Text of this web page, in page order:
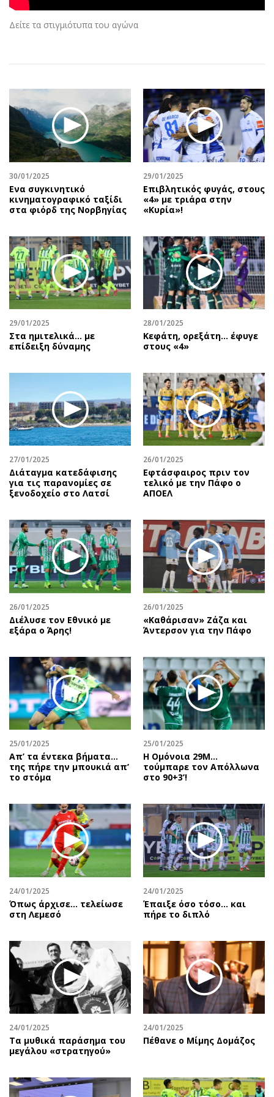
Αθλητισμός
Κύπρος
Διεθνή
Οικονομική
Οικονομία
Real Estate
Επιχειρήσεις
Αγορές
Money Review
AstroBank Properties
Ενέργεια
Ναυτιλία
Περιβάλλον
Ελλάδα
Κόσμος
Πολιτισμός
Μουσική
Εικαστικά
Βιβλίο
Χειρόγραφα
Geek
Social
Αφιερώματα
Πολιτική
Οικονομία
Γενικά
Αναδρομές
Πρόσωπα
Περιβάλλον
Γυναίκα
Showbiz
Ταξίδια
Συνταγές
Έξοδος
Media
Εκπομπές
Podcasts
Uncut
Προσφορές
Προσωπικότητες στην ''Κ''
Επιστολές
Δείτε τα στιγμιότυπα του αγώνα
30/01/2025
Ενα συγκινητικό
κινηματογραφικό ταξίδι
στα φιόρδ της Νορβηγίας
29/01/2025
Επιβλητικός φυγάς, στους
«4» με τριάρα στην
«Κυρία»!
29/01/2025
Στα ημιτελικά... με
επίδειξη δύναμης
28/01/2025
Κεφάτη, ορεξάτη… έφυγε
στους «4»
27/01/2025
Διάταγμα κατεδάφισης
για τις παρανομίες σε
ξενοδοχείο στο Λατσί
26/01/2025
Εφτάσφαιρος πριν τον
τελικό με την Πάφο ο
ΑΠΟΕΛ
26/01/2025
Διέλυσε τον Εθνικό με
εξάρα ο Άρης!
26/01/2025
«Καθάρισαν» Ζάζα και
Άντερσον για την Πάφο
25/01/2025
Απ’ τα έντεκα βήματα…
της πήρε την μπουκιά απ’
το στόμα
25/01/2025
Η Ομόνοια 29Μ...
τούμπαρε τον Απόλλωνα
στο 90+3’!
24/01/2025
Όπως άρχισε… τελείωσε
στη Λεμεσό
24/01/2025
Έπαιξε όσο τόσο… και
πήρε το διπλό
24/01/2025
Τα μυθικά παράσημα του
μεγάλου «στρατηγού»
24/01/2025
Πέθανε ο Μίμης Δομάζος